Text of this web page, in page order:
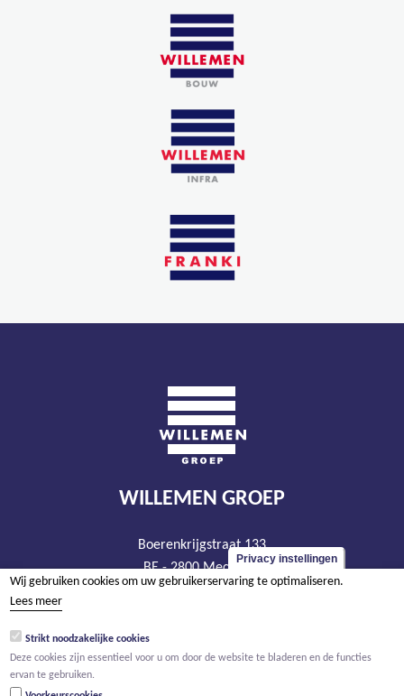
WILLEMEN GROEP
Boerenkrijgstraat 133
BE - 2800 Mechelen
tel +32 15 569 965
BTW BE 0466.256.432
Privacy instellingen
Wij gebruiken cookies om uw gebruikerservaring te optimaliseren.
Lees meer
Strikt noodzakelijke cookies
Deze cookies zijn essentieel voor u om door de website te bladeren en de functies
ervan te gebruiken.